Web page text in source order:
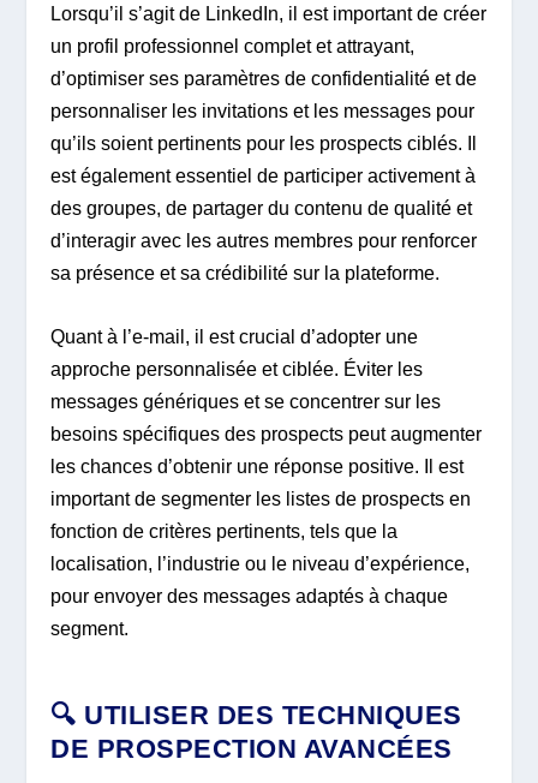
Lorsqu’il s’agit de LinkedIn, il est important de créer
un profil professionnel complet et attrayant,
d’optimiser ses paramètres de confidentialité et de
personnaliser les invitations et les messages pour
qu’ils soient pertinents pour les prospects ciblés. Il
est également essentiel de participer activement à
des groupes, de partager du contenu de qualité et
d’interagir avec les autres membres pour renforcer
sa présence et sa crédibilité sur la plateforme.
Quant à l’e-mail, il est crucial d’adopter une
approche personnalisée et ciblée. Éviter les
messages génériques et se concentrer sur les
besoins spécifiques des prospects peut augmenter
les chances d’obtenir une réponse positive. Il est
important de segmenter les listes de prospects en
fonction de critères pertinents, tels que la
localisation, l’industrie ou le niveau d’expérience,
pour envoyer des messages adaptés à chaque
segment.
🔍 UTILISER DES TECHNIQUES
DE PROSPECTION AVANCÉES